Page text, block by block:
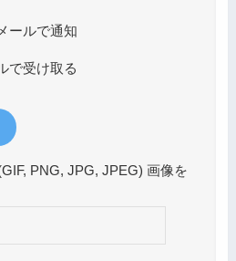
ールで通知
で受け取る
PNG, JPG, JPEG) 画像を